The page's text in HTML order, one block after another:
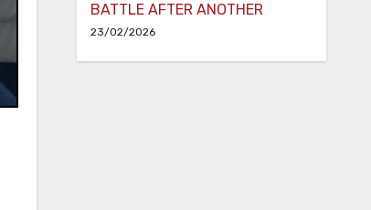
BATTLE AFTER ANOTHER
23/02/2026